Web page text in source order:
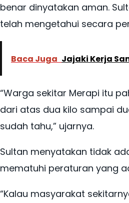
benar dinyatakan aman.
telah mengetahui secara
Baca Juga Jajaki Kerja
“Warga sekitar Merapi itu
dari atas dua kilo sampai
sudah tahu,” ujarnya.
Sultan menyatakan tidak
mematuhi peraturan yang
“Kalau masyarakat